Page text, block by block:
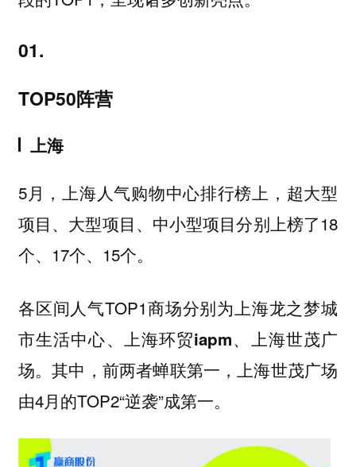
01.
TOP50阵营
上海
5月，上海人气购物中心排行榜上，超大型
项目、大型项目、中小型项目分别上榜了18
个、17个、15个。
各区间人气TOP1商场分别为上海龙之梦城
市生活中心、上海环贸iapm、上海世茂广
场。其中，前两者蝉联第一，上海世茂广场
由4月的TOP2“逆袭”成第一。